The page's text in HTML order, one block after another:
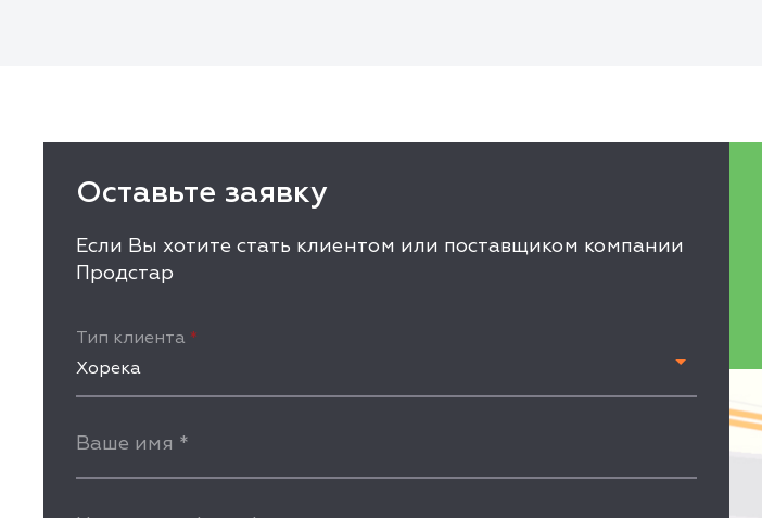
Оставьте заявку
Если Вы хотите стать клиентом или поставщиком компании
Продстар
Тип клиента *
Хорека
Ваше имя *